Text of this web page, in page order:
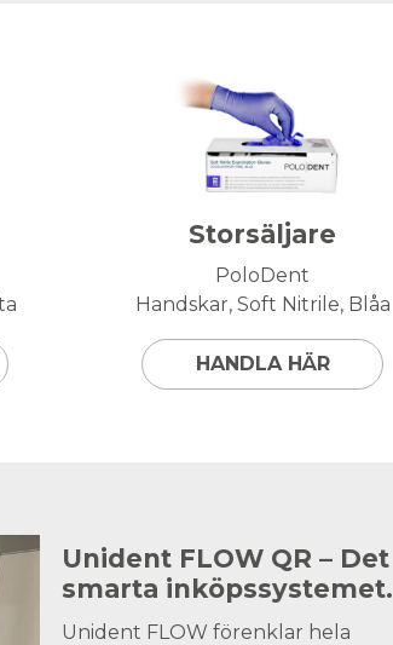
Storsäljare
PoloDent
Handskar, Soft Nitrile, Blåa
HANDLA HÄR
Unident FLOW QR – Det
smarta inköpssystemet.
Unident FLOW förenklar hela